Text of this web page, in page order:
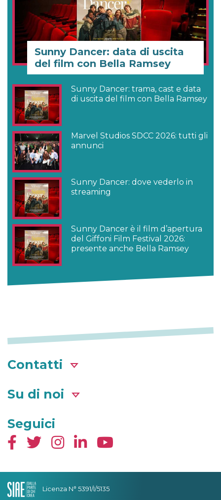
Sunny Dancer: data di uscita
del film con Bella Ramsey
Sunny Dancer: trama, cast e data
di uscita del film con Bella Ramsey
Marvel Studios SDCC 2026: tutti gli
annunci
Sunny Dancer: dove vederlo in
streaming
Sunny Dancer è il film d’apertura
del Giffoni Film Festival 2026:
presente anche Bella Ramsey
Contatti
Su di noi
Seguici
Licenza N° 5391/I/5135